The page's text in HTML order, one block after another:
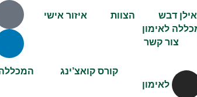
אילן דבש הצוות איזור אישי
צור קשר
קורס קואצ’ינג